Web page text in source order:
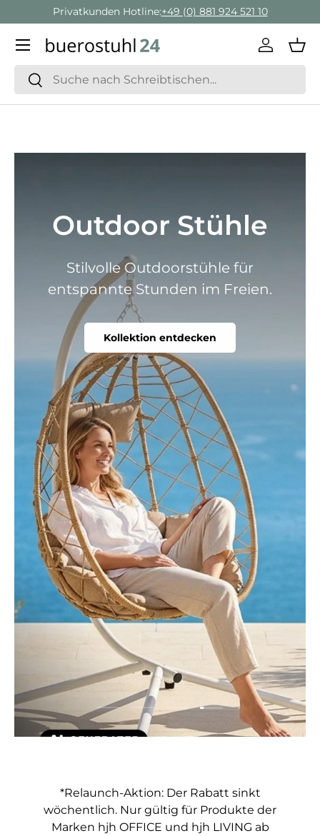
Direkt zum Inhalt
Privatkunden Hotline:+49 (0) 881 924 521 10
Suchen
Suchen
Menü
Outdoor Stühle
Stilvolle Outdoorstühle für
entspannte Stunden im Freien.
Kollektion entdecken
Folie laden 1 von 4
Folie laden 2 von 4
Folie laden 3 von 4
Folie laden 4 von 4
*Relaunch-Aktion: Der Rabatt sinkt
wöchentlich. Nur gültig für Produkte der
Marken hjh OFFICE und hjh LIVING ab